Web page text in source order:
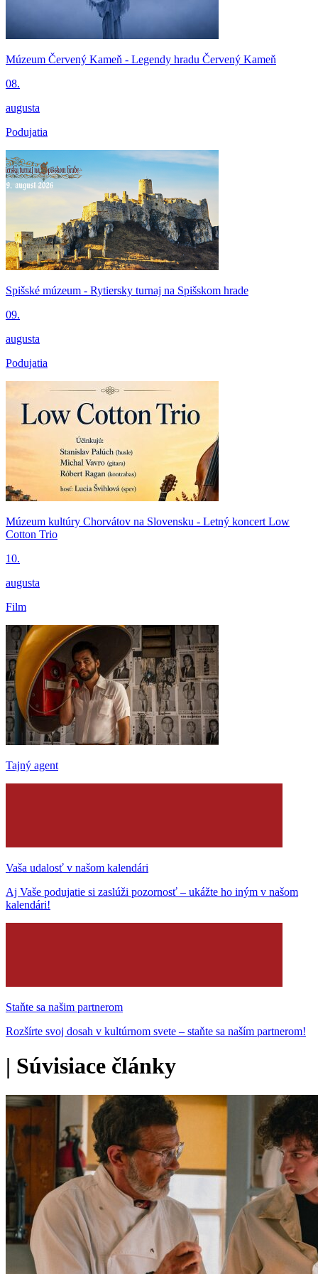
Múzeum Červený Kameň - Legendy hradu Červený Kameň
08.
augusta
Podujatia
Spišské múzeum - Rytiersky turnaj na Spišskom hrade
09.
augusta
Podujatia
Múzeum kultúry Chorvátov na Slovensku - Letný koncert Low
Cotton Trio
10.
augusta
Film
Tajný agent
Vaša udalosť v našom kalendári
Aj Vaše podujatie si zaslúži pozornosť – ukážte ho iným v našom
kalendári!
Staňte sa našim partnerom
Rozšírte svoj dosah v kultúrnom svete – staňte sa naším partnerom!
| Súvisiace články